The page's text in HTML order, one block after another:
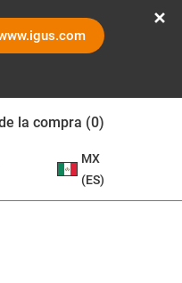
la compra (0)
MX
(ES)